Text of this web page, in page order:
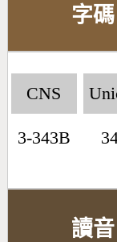
字碼
CNS
3-343B
讀音